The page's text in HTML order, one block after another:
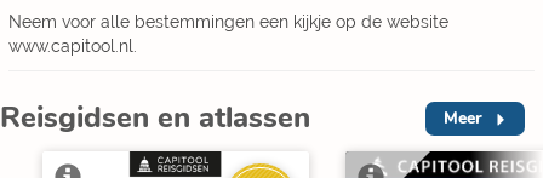
Neem voor alle bestemmingen een kijkje op de website
www.capitool.nl.
Reisgidsen en atlassen Meer